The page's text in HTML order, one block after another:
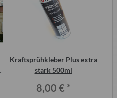
Kraftsprühkleber Plus extra
stark 500ml
8,00 € *